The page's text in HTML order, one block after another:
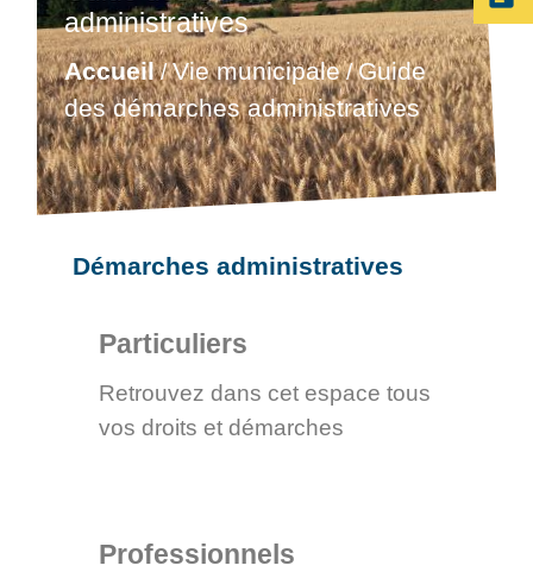
administratives
Accueil/Vie municipale/Guide
des démarches administratives
Démarches administratives
Particuliers
Retrouvez dans cet espace tous
vos droits et démarches
Professionnels